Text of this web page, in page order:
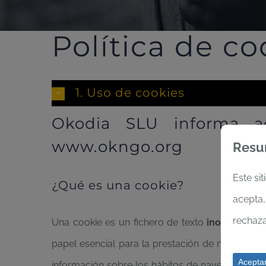
Política de
1. Uso de cookies
Okodia SLU informa
www.okngo.org
¿Qué es una cookie?
Una cookie es un fichero de texto inofensivo
papel esencial para la prestación de
Este